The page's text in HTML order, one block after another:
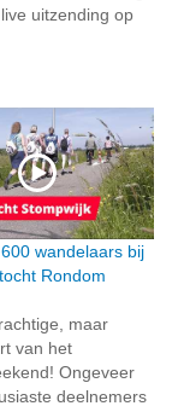
uitzending op
wandelaars bij
Rondom
maar
van het
Ongeveer
deelnemers